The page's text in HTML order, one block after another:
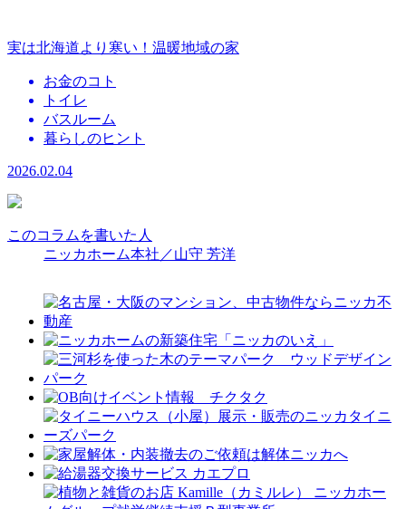
実は北海道より寒い！温暖地域の家
お金のコト
トイレ
バスルーム
暮らしのヒント
2026.02.04
このコラムを書いた人
ニッカホーム本社／山守 芳洋